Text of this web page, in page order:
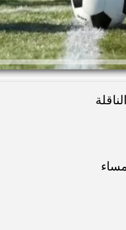
رسالتها.. وفاة ممرضة